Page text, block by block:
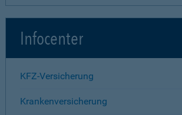
Infocenter
KFZ-Versicherung
Krankenversicherung